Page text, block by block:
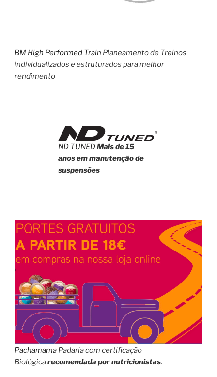
BM High Performed Train Planeamento de Treinos
individualizados e estruturados para melhor
rendimento
ND TUNEDMais de 15
anos em manutenção de
suspensões
Pachamama Padaria com certificação
Biológicarecomendada por nutricionistas.